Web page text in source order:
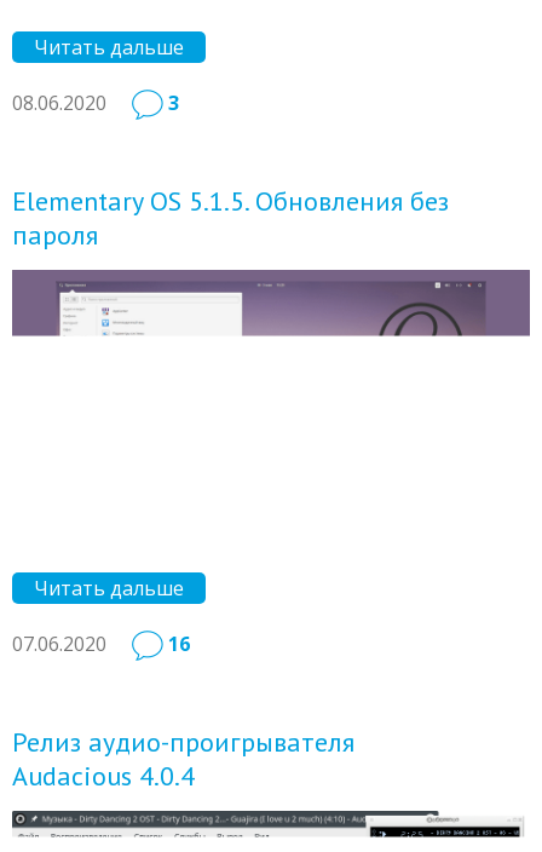
Читать дальше
08.06.2020 3
Elementary OS 5.1.5. Обновления без
пароля
Читать дальше
07.06.2020 16
Релиз аудио-проигрывателя
Audacious 4.0.4